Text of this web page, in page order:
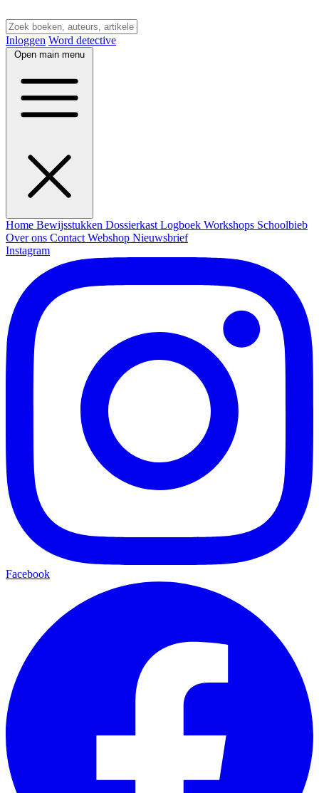
Inloggen Word detective
Open main menu
Home Bewijsstukken Dossierkast Logboek Workshops Schoolbieb
Over ons Contact Webshop Nieuwsbrief
Instagram
Facebook